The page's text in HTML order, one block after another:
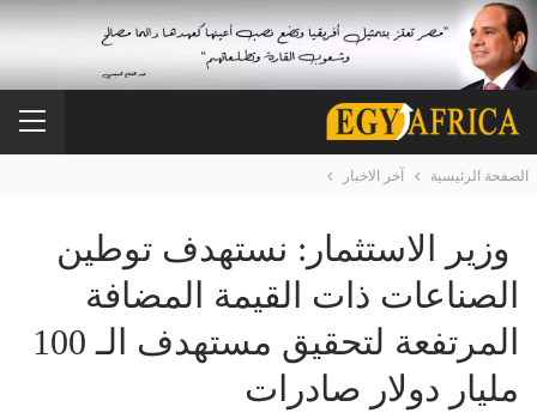
الصفحة الرئيسية آخر الاخبار
وزير الاستثمار: نستهدف توطين
الصناعات ذات القيمة المضافة
المرتفعة لتحقيق مستهدف الـ 100
مليار دولار صادرات